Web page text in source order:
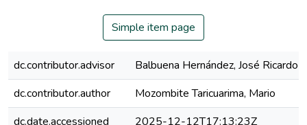
Simple item page
dc.contributor.advisor
Balbuena Hernández, José Ricardo
dc.contributor.author
Mozombite Taricuarima, Mario
dc.date.accessioned
2025-12-12T17:13:23Z